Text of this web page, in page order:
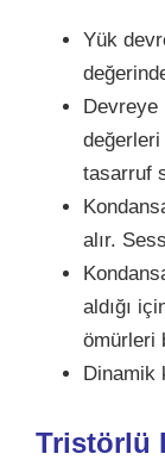
Yük
Devreye
tasarruf
alır.
aldığı
ömürleri
Dinamik
Tristörlü